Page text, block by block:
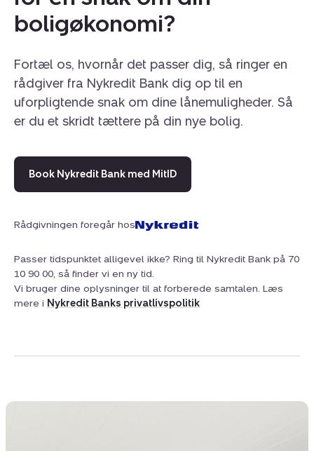
boligøkonomi?
Fortæl os, hvornår det passer dig, så ringer en
rådgiver fra Nykredit Bank dig op til en
uforpligtende snak om dine lånemuligheder. Så
er du et skridt tættere på din nye bolig.
Book Nykredit Bank med MitID
Rådgivningen foregår hos
Passer tidspunktet alligevel ikke? Ring til Nykredit Bank på 70
10 90 00, så finder vi en ny tid.
Vi bruger dine oplysninger til at forberede samtalen. Læs
mere i Nykredit Banks privatlivspolitik